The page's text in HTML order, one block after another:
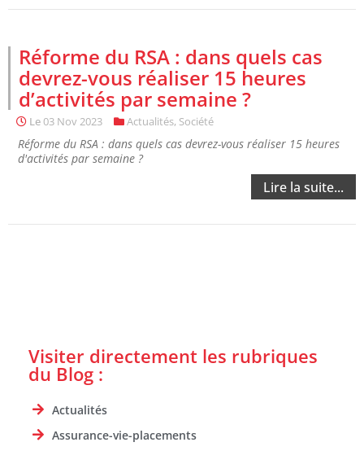
Réforme du RSA : dans quels cas
devrez-vous réaliser 15 heures
d’activités par semaine ?
Le03 Nov 2023 Actualités, Société
Réforme du RSA : dans quels cas devrez-vous réaliser 15 heures
d'activités par semaine ?
Lire la suite...
Visiter directement les rubriques
du Blog :
Actualités
Assurance-vie-placements